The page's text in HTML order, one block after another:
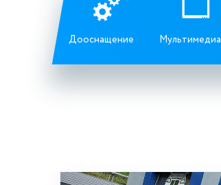
Дооснащение Мультимедиа